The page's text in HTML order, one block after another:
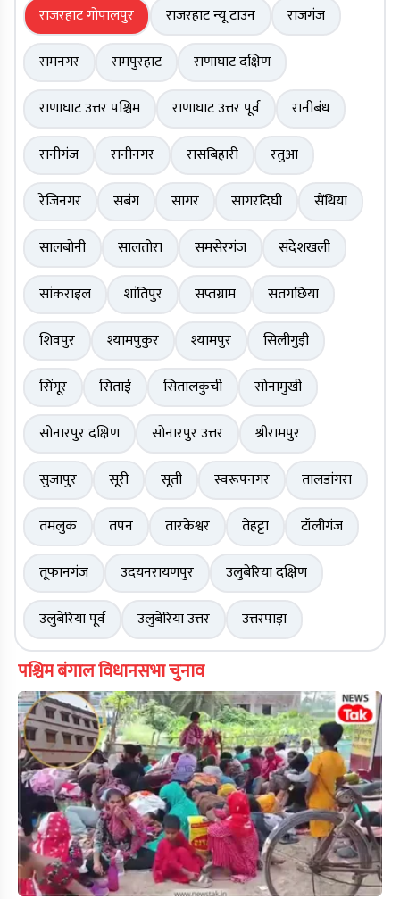
राजरहाट गोपालपुर
राजरहाट न्यू टाउन
राजगंज
रामनगर
रामपुरहाट
राणाघाट दक्षिण
राणाघाट उत्तर पश्चिम
राणाघाट उत्तर पूर्व
रानीबंध
रानीगंज
रानीनगर रासबिहारी
रतुआ
रेजिनगर
सबंग सागर सागरदिघी
सैंथिया
सालबोनी
सालतोरा समसेरगंज
संदेशखली
सांकराइल
शांतिपुर सप्तग्राम
सतगछिया
शिवपुर
श्यामपुकुर श्यामपुर
सिलीगुड़ी
सिंगूर
सिताई सितालकुची
सोनामुखी
सोनारपुर दक्षिण
सोनारपुर उत्तर
श्रीरामपुर
सुजापुर
सूरी सूती स्वरूपनगर
तालडांगरा
तमलुक
तपन तारकेश्वर तेहट्टा
टॉलीगंज
तूफानगंज
उदयनरायणपुर
उलुबेरिया दक्षिण
उलुबेरिया पूर्व
उलुबेरिया उत्तर उत्तरपाड़ा
पश्चिम बंगाल विधानसभा चुनाव